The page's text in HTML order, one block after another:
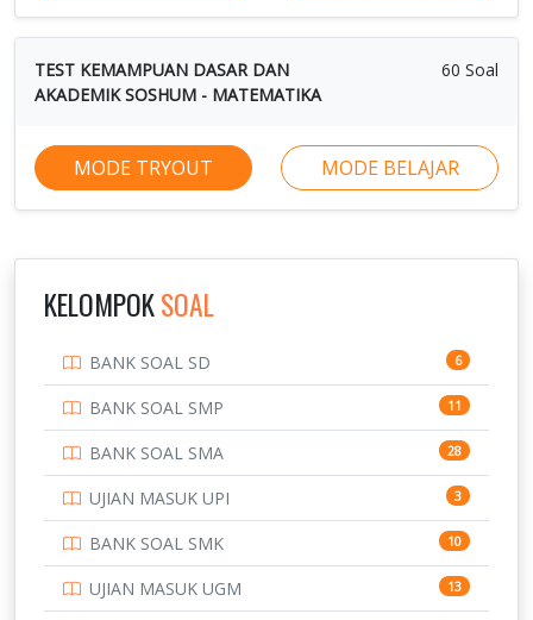
TEST KEMAMPUAN DASAR DAN
AKADEMIK SOSHUM - MATEMATIKA
60 Soal
MODE TRYOUT MODE BELAJAR
KELOMPOKSOAL
BANK SOAL SD 6
BANK SOAL SMP 11
BANK SOAL SMA 28
UJIAN MASUK UPI 3
BANK SOAL SMK 10
UJIAN MASUK UGM 13